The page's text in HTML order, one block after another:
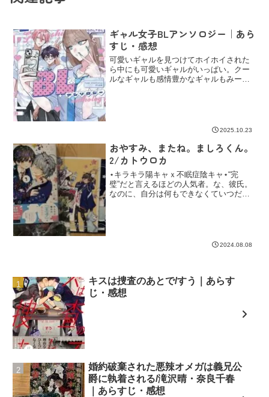
ギャル女子BLアンソロジー｜あら
すじ・感想
可愛いギャルを見つけてホイホイされた
ら中にも可愛いギャルがいっぱい。クー
ルなギャルも感情豊かなギャルもみーー
2025.10.23
おやすみ、またね。ましろくん。
2/カトウロカ
⋆キラキラ陽キャｘ不眠症陰キャ⋆“完
璧”だと言えるほどの人気者。な、彼氏。
なのに、自分は何もできなくていつだっ
2024.08.08
キスは捜査のあとで/すう｜あらす
じ・感想
婚約破棄された悪辣オメガは義兄公
爵に執着される/滝沢晴・奈良千春
｜あらすじ・感想